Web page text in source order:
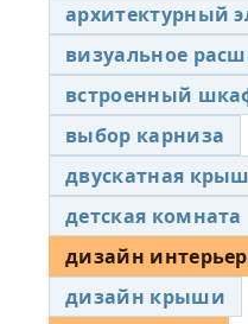
архитектурный
визуальное
встроенный
выбор карниза
двускатная
детская комната
дизайн
дизайн крыши